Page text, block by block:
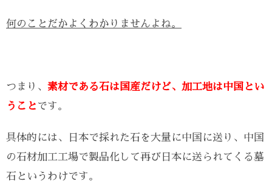
何のことだかよくわかりませんよね。
つまり、 素材である石は国産だけど、加工地は中国とい
うこと です。
具体的には、日本で採れた石を大量に中国に送り、中国
の石材加工工場で製品化して再び日本に送られてくる墓
石というわけです。